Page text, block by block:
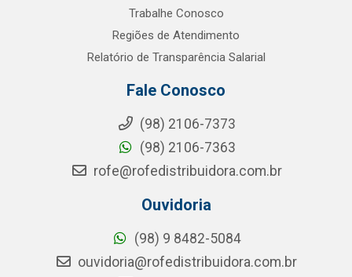
Trabalhe Conosco
Regiões de Atendimento
Relatório de Transparência Salarial
Fale Conosco
(98) 2106-7373
(98) 2106-7363
rofe@rofedistribuidora.com.br
Ouvidoria
(98) 9 8482-5084
ouvidoria@rofedistribuidora.com.br